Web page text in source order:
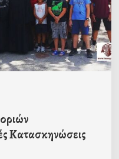
Κατασκηνώσεις